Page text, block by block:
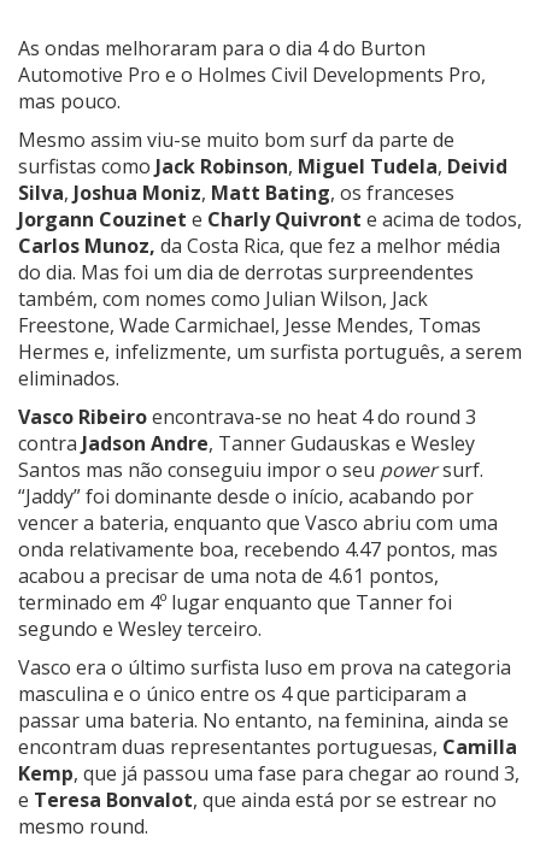
As ondas melhoraram para o dia 4 do Burton
Automotive Pro e o Holmes Civil Developments Pro,
mas pouco.
Mesmo assim viu-se muito bom surf da parte de
surfistas como Jack Robinson, Miguel Tudela, Deivid
Silva, Joshua Moniz, Matt Bating, os franceses
Jorgann Couzinet e Charly Quivront e acima de todos,
Carlos Munoz, da Costa Rica, que fez a melhor média
do dia. Mas foi um dia de derrotas surpreendentes
também, com nomes como Julian Wilson, Jack
Freestone, Wade Carmichael, Jesse Mendes, Tomas
Hermes e, infelizmente, um surfista português, a serem
eliminados.
Vasco Ribeiroencontrava-se no heat 4 do round 3
contra Jadson Andre, Tanner Gudauskas e Wesley
Santos mas não conseguiu impor o seu powersurf.
“Jaddy” foi dominante desde o início, acabando por
vencer a bateria, enquanto que Vasco abriu com uma
onda relativamente boa, recebendo 4.47 pontos, mas
acabou a precisar de uma nota de 4.61 pontos,
terminado em 4º lugar enquanto que Tanner foi
segundo e Wesley terceiro.
Vasco era o último surfista luso em prova na categoria
masculina e o único entre os 4 que participaram a
passar uma bateria. No entanto, na feminina, ainda se
encontram duas representantes portuguesas, Camilla
Kemp, que já passou uma fase para chegar ao round 3,
e Teresa Bonvalot, que ainda está por se estrear no
mesmo round.